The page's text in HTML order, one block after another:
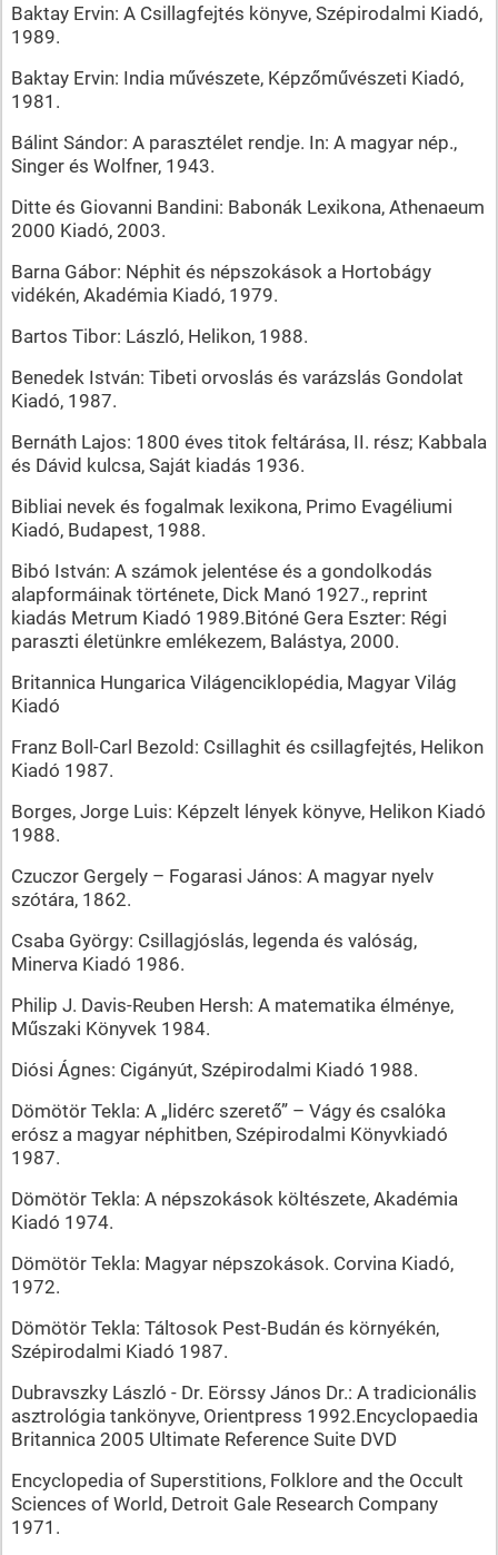
Baktay Ervin: A Csillagfejtés könyve, Szépirodalmi Kiadó,
1989.
Baktay Ervin: India művészete, Képzőművészeti Kiadó,
1981.
Bálint Sándor: A parasztélet rendje. In: A magyar nép.,
Singer és Wolfner, 1943.
Ditte és Giovanni Bandini: Babonák Lexikona, Athenaeum
2000 Kiadó, 2003.
Barna Gábor: Néphit és népszokások a Hortobágy
vidékén, Akadémia Kiadó, 1979.
Bartos Tibor: László, Helikon, 1988.
Benedek István: Tibeti orvoslás és varázslás Gondolat
Kiadó, 1987.
Bernáth Lajos: 1800 éves titok feltárása, II. rész; Kabbala
és Dávid kulcsa, Saját kiadás 1936.
Bibliai nevek és fogalmak lexikona, Primo Evagéliumi
Kiadó, Budapest, 1988.
Bibó István: A számok jelentése és a gondolkodás
alapformáinak története, Dick Manó 1927., reprint
kiadás Metrum Kiadó 1989.Bitóné Gera Eszter: Régi
paraszti életünkre emlékezem, Balástya, 2000.
Britannica Hungarica Világenciklopédia, Magyar Világ
Kiadó
Franz Boll-Carl Bezold: Csillaghit és csillagfejtés, Helikon
Kiadó 1987.
Borges, Jorge Luis: Képzelt lények könyve, Helikon Kiadó
1988.
Czuczor Gergely – Fogarasi János: A magyar nyelv
szótára, 1862.
Csaba György: Csillagjóslás, legenda és valóság,
Minerva Kiadó 1986.
Philip J. Davis-Reuben Hersh: A matematika élménye,
Műszaki Könyvek 1984.
Diósi Ágnes: Cigányút, Szépirodalmi Kiadó 1988.
Dömötör Tekla: A „lidérc szerető” – Vágy és csalóka
erósz a magyar néphitben, Szépirodalmi Könyvkiadó
1987.
Dömötör Tekla: A népszokások költészete, Akadémia
Kiadó 1974.
Dömötör Tekla: Magyar népszokások. Corvina Kiadó,
1972.
Dömötör Tekla: Táltosok Pest-Budán és környékén,
Szépirodalmi Kiadó 1987.
Dubravszky László - Dr. Eörssy János Dr.: A tradicionális
asztrológia tankönyve, Orientpress 1992.Encyclopaedia
Britannica 2005 Ultimate Reference Suite DVD
Encyclopedia of Superstitions, Folklore and the Occult
Sciences of World, Detroit Gale Research Company
1971.